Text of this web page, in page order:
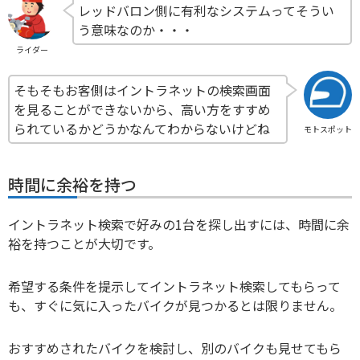
ライダー
レッドバロン側に有利なシステムってそうい
う意味なのか・・・
モトスポット
そもそもお客側はイントラネットの検索画面
を見ることができないから、高い方をすすめ
られているかどうかなんてわからないけどね
時間に余裕を持つ
イントラネット検索で好みの1台を探し出すには、時間に余
裕を持つことが大切です。
希望する条件を提示してイントラネット検索してもらって
も、すぐに気に入ったバイクが見つかるとは限りません。
おすすめされたバイクを検討し、別のバイクも見せてもら